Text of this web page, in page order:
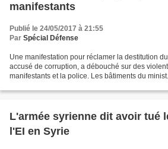
manifestants
Publié le 24/05/2017 à 21:55
Par Spécial Défense
Une manifestation pour réclamer la destitution
accusé de corruption, a débouché sur des
manifestants et la police. Les bâtiments du
L'armée syrienne dit avoir tué
l'EI en Syrie